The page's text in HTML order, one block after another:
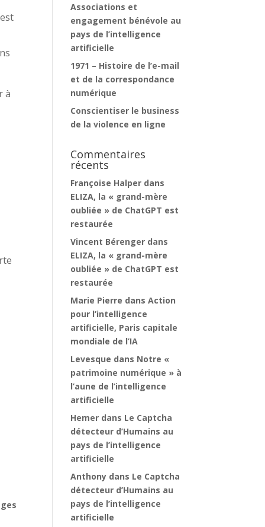
à
Associations et
engagement bénévole au
pays de l’intelligence
artificielle
1971 – Histoire de l’e-mail
et de la correspondance
numérique
Conscientiser le business
de la violence en ligne
Commentaires
récents
Françoise Halper dans
ELIZA, la « grand-mère
oubliée » de ChatGPT est
restaurée
Vincent Bérenger dans
ELIZA, la « grand-mère
oubliée » de ChatGPT est
restaurée
Marie Pierre dansAction
pour l’intelligence
artificielle, Paris capitale
mondiale de l’IA
Levesque dans Notre «
patrimoine numérique » à
l’aune de l’intelligence
artificielle
Hemer dans Le Captcha
détecteur d’Humains au
pays de l’intelligence
artificielle
Anthony dans Le Captcha
détecteur d’Humains au
pays de l’intelligence
artificielle